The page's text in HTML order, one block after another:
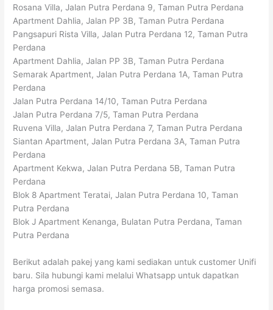
Rosana Villa, Jalan Putra Perdana 9, Taman Putra Perdana
Apartment Dahlia, Jalan PP 3B, Taman Putra Perdana
Pangsapuri Rista Villa, Jalan Putra Perdana 12, Taman Putra
Perdana
Apartment Dahlia, Jalan PP 3B, Taman Putra Perdana
Semarak Apartment, Jalan Putra Perdana 1A, Taman Putra
Perdana
Jalan Putra Perdana 14/10, Taman Putra Perdana
Jalan Putra Perdana 7/5, Taman Putra Perdana
Ruvena Villa, Jalan Putra Perdana 7, Taman Putra Perdana
Siantan Apartment, Jalan Putra Perdana 3A, Taman Putra
Perdana
Apartment Kekwa, Jalan Putra Perdana 5B, Taman Putra
Perdana
Blok 8 Apartment Teratai, Jalan Putra Perdana 10, Taman
Putra Perdana
Blok J Apartment Kenanga, Bulatan Putra Perdana, Taman
Putra Perdana
Berikut adalah pakej yang kami sediakan untuk customer Unifi
baru. Sila hubungi kami melalui Whatsapp untuk dapatkan
harga promosi semasa.